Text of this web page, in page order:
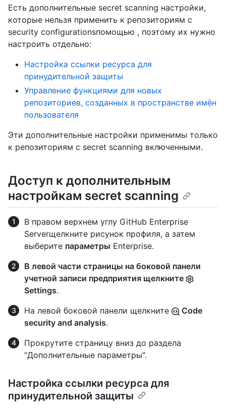
Есть дополнительные secret scanning настройки,
которые нельзя применить к репозиториям с
security configurationsпомощью , поэтому их нужно
настроить отдельно:
Настройка ссылки ресурса для
принудительной защиты
Управление функциями для новых
репозиториев, созданных в пространстве имён
пользователя
Эти дополнительные настройки применимы только
к репозиториям с secret scanning включенными.
Доступ к дополнительным
настройкам secret scanning
В правом верхнем углу GitHub Enterprise
Serverщелкните рисунок профиля, а затем
выберите параметры Enterprise.
В левой части страницы на боковой панели
учетной записи предприятия щелкните
Settings.
На левой боковой панели щелкните
Code
security and analysis.
Прокрутите страницу вниз до раздела
"Дополнительные параметры".
Настройка ссылки ресурса для
принудительной защиты